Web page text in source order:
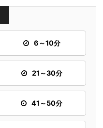
6～10分
21～30分
41～50分